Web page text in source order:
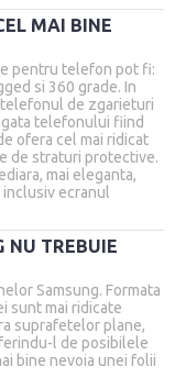
MAI BINE
pentru telefon pot fi:
si 360 grade. In
de zgarieturi
telefonului fiind
ofera cel mai ridicat
de straturi protective.
mai eleganta,
ecranul
NU TREBUIE
Samsung. Formata
sunt mai ridicate
suprafetelor plane,
l de posibilele
bine nevoia unei folii